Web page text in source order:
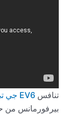
تنافس EV6 جي تي
بيرفورمانس من